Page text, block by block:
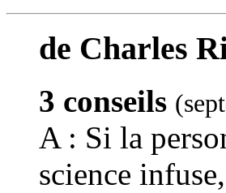
de Charles
3 conseils
A : Si la
science